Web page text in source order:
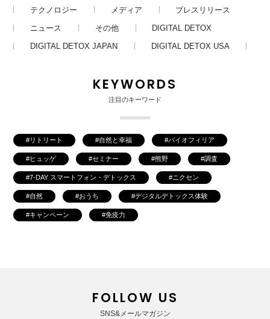
テクノロジー
メディア
プレスリリース
ニュース
その他
DIGITAL DETOX
DIGITAL DETOX JAPAN
DIGITAL DETOX USA
KEYWORDS
注目のキーワード
リトリート 自然と幸福 バイオフィリア
ヒュッゲ セミナー 熊野 調査
7-DAY スマートフォン・デトックス ニクセン
自然 おうち デジタルデトックス体験
キャンペーン 免疫力
FOLLOW US
SNS&メールマガジン